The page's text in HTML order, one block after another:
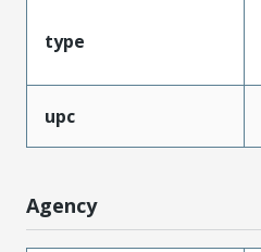
type
upc
Agency